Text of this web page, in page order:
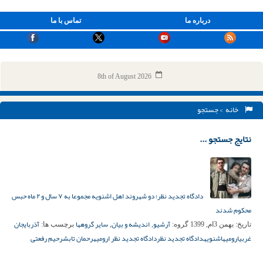
تماس با ما درباره ما
8th of August 2026
خانه > جستجو
نتایج جستجو ...
دادگاه تجدید نظر؛ دو شهروند اهل اشنویه مجموعا به ۷ سال و ۲ ماه حبس
محکوم شدند
تاریخ: بهمن 3ام, 1399 گروه: آرشیو, اندیشه و بیان, سایر گروهها برچسب ها: آذربایجان
غربیارومیهاشنویهدادگاه تجدید نظردادگاه تجدید نظر ارومیهرحمان تابشرحیم رفعتی